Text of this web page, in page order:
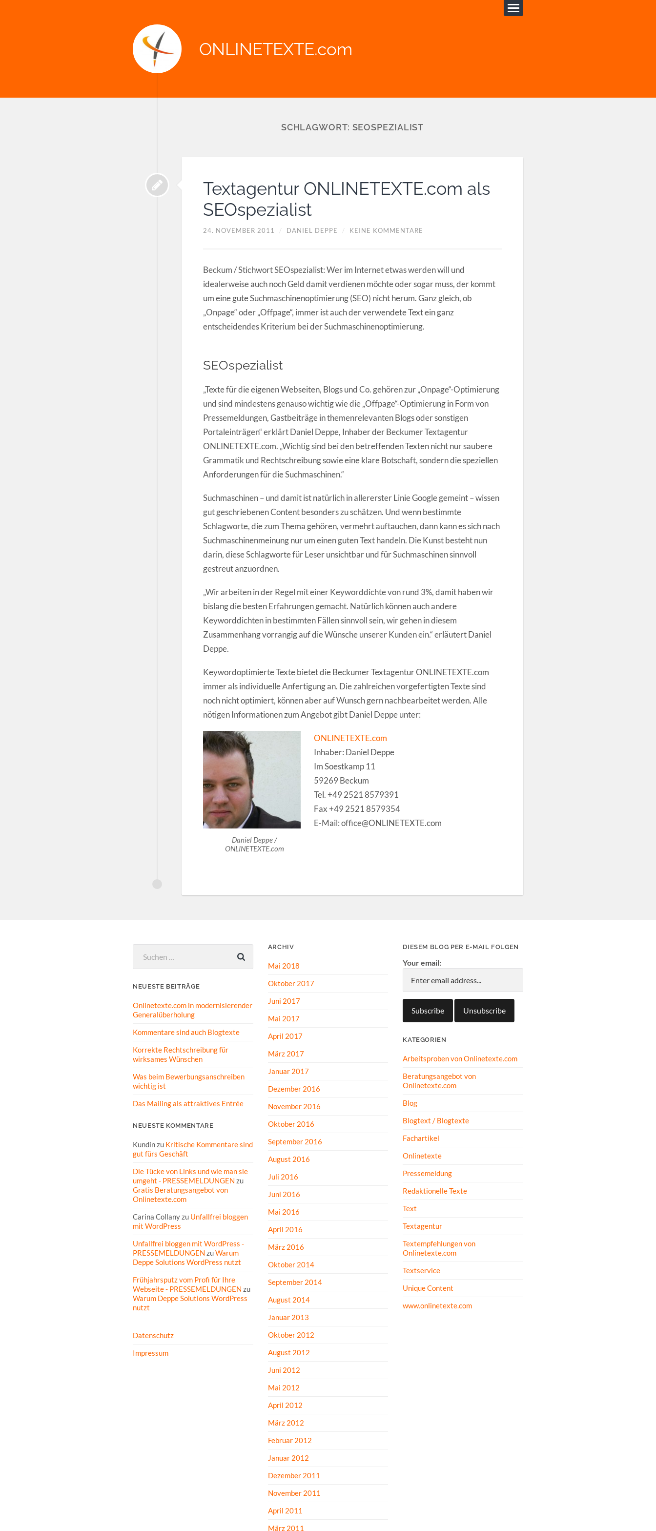
ONLINETEXTE.com
SCHLAGWORT: SEOSPEZIALIST
Textagentur ONLINETEXTE.com als
SEOspezialist
24. NOVEMBER 2011 / DANIEL DEPPE / KEINE KOMMENTARE
Beckum / Stichwort SEOspezialist: Wer im Internet etwas werden will und
idealerweise auch noch Geld damit verdienen möchte oder sogar muss, der kommt
um eine gute Suchmaschinenoptimierung (SEO) nicht herum. Ganz gleich, ob
„Onpage“ oder „Offpage“, immer ist auch der verwendete Text ein ganz
entscheidendes Kriterium bei der Suchmaschinenoptimierung.
SEOspezialist
„Texte für die eigenen Webseiten, Blogs und Co. gehören zur „Onpage“-Optimierung
und sind mindestens genauso wichtig wie die „Offpage“-Optimierung in Form von
Pressemeldungen, Gastbeiträge in themenrelevanten Blogs oder sonstigen
Portaleinträgen“ erklärt Daniel Deppe, Inhaber der Beckumer Textagentur
ONLINETEXTE.com. „Wichtig sind bei den betreffenden Texten nicht nur saubere
Grammatik und Rechtschreibung sowie eine klare Botschaft, sondern die speziellen
Anforderungen für die Suchmaschinen.“
Suchmaschinen – und damit ist natürlich in allererster Linie Google gemeint – wissen
gut geschriebenen Content besonders zu schätzen. Und wenn bestimmte
Schlagworte, die zum Thema gehören, vermehrt auftauchen, dann kann es sich nach
Suchmaschinenmeinung nur um einen guten Text handeln. Die Kunst besteht nun
darin, diese Schlagworte für Leser unsichtbar und für Suchmaschinen sinnvoll
gestreut anzuordnen.
„Wir arbeiten in der Regel mit einer Keyworddichte von rund 3%, damit haben wir
bislang die besten Erfahrungen gemacht. Natürlich können auch andere
Keyworddichten in bestimmten Fällen sinnvoll sein, wir gehen in diesem
Zusammenhang vorrangig auf die Wünsche unserer Kunden ein.“ erläutert Daniel
Deppe.
Keywordoptimierte Texte bietet die Beckumer Textagentur ONLINETEXTE.com
immer als individuelle Anfertigung an. Die zahlreichen vorgefertigten Texte sind
noch nicht optimiert, können aber auf Wunsch gern nachbearbeitet werden. Alle
nötigen Informationen zum Angebot gibt Daniel Deppe unter:
Daniel Deppe /
ONLINETEXTE.com
ONLINETEXTE.com
Inhaber: Daniel Deppe
Im Soestkamp 11
59269 Beckum
Tel. +49 2521 8579391
Fax +49 2521 8579354
E-Mail: office@ONLINETEXTE.com
nach:
NEUESTE BEITRÄGE
Onlinetexte.com in modernisierender
Generalüberholung
Kommentare sind auch Blogtexte
Korrekte Rechtschreibung für
wirksames Wünschen
Was beim Bewerbungsanschreiben
wichtig ist
Das Mailing als attraktives Entrée
NEUESTE KOMMENTARE
Kundinzu Kritische Kommentare sind
gut fürs Geschäft
Die Tücke von Links und wie man sie
umgeht - PRESSEMELDUNGEN zu
Gratis Beratungsangebot von
Onlinetexte.com
Carina Collanyzu Unfallfrei bloggen
mit WordPress
Unfallfrei bloggen mit WordPress -
PRESSEMELDUNGEN zuWarum
Deppe Solutions WordPress nutzt
Frühjahrsputz vom Profi für Ihre
Webseite - PRESSEMELDUNGEN zu
Warum Deppe Solutions WordPress
nutzt
Datenschutz
Impressum
ARCHIV
Mai 2018
Oktober 2017
Juni 2017
Mai 2017
April 2017
März 2017
Januar 2017
Dezember 2016
November 2016
Oktober 2016
September 2016
August 2016
Juli 2016
Juni 2016
Mai 2016
April 2016
März 2016
Oktober 2014
September 2014
August 2014
Januar 2013
Oktober 2012
August 2012
Juni 2012
Mai 2012
April 2012
März 2012
Februar 2012
Januar 2012
Dezember 2011
November 2011
April 2011
März 2011
DIESEM BLOG PER E-MAIL FOLGEN
Your email:
KATEGORIEN
Arbeitsproben von Onlinetexte.com
Beratungsangebot von
Onlinetexte.com
Blog
Blogtext / Blogtexte
Fachartikel
Onlinetexte
Pressemeldung
Redaktionelle Texte
Text
Textagentur
Textempfehlungen von
Onlinetexte.com
Textservice
Unique Content
www.onlinetexte.com